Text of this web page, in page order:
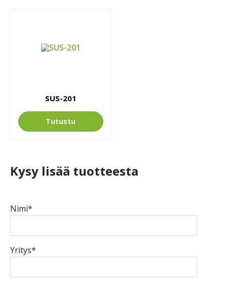
SUS-201
Tutustu
Kysy lisää tuotteesta
Nimi*
Yritys*